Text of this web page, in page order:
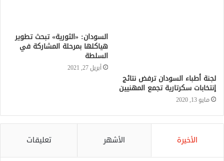
لجنة أطباء السودان ترفض نتائج
إنتخابات سكرتارية تجمع المهنيين
مايو 13, 2020
السودان: «الثورية» تبحث تطوير
هياكلها بمرحلة المشاركة في
السلطة
أبريل 27, 2021
الأخيرة الأشهر تعليقات